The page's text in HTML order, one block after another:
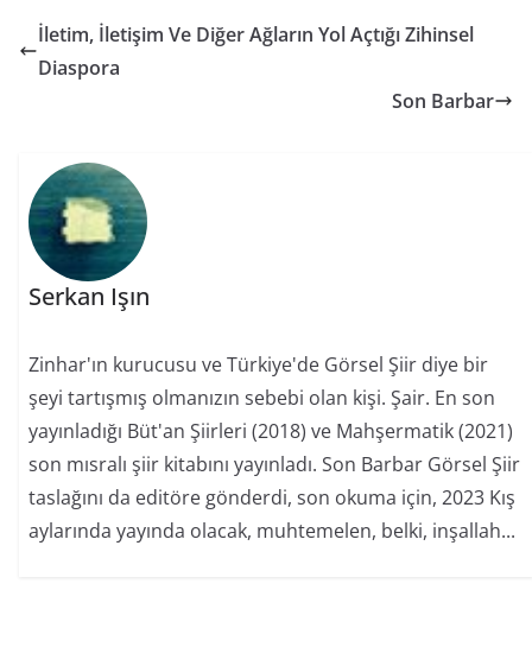
İletim, İletişim Ve Diğer Ağların Yol Açtığı Zihinsel
Diaspora
Son Barbar
Serkan Işın
Zinhar'ın kurucusu ve Türkiye'de Görsel Şiir diye bir
şeyi tartışmış olmanızın sebebi olan kişi. Şair. En son
yayınladığı Büt'an Şiirleri (2018) ve Mahşermatik (2021)
son mısralı şiir kitabını yayınladı. Son Barbar Görsel Şiir
taslağını da editöre gönderdi, son okuma için, 2023 Kış
aylarında yayında olacak, muhtemelen, belki, inşallah...